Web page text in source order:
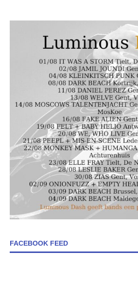
FACEBOOK FEED